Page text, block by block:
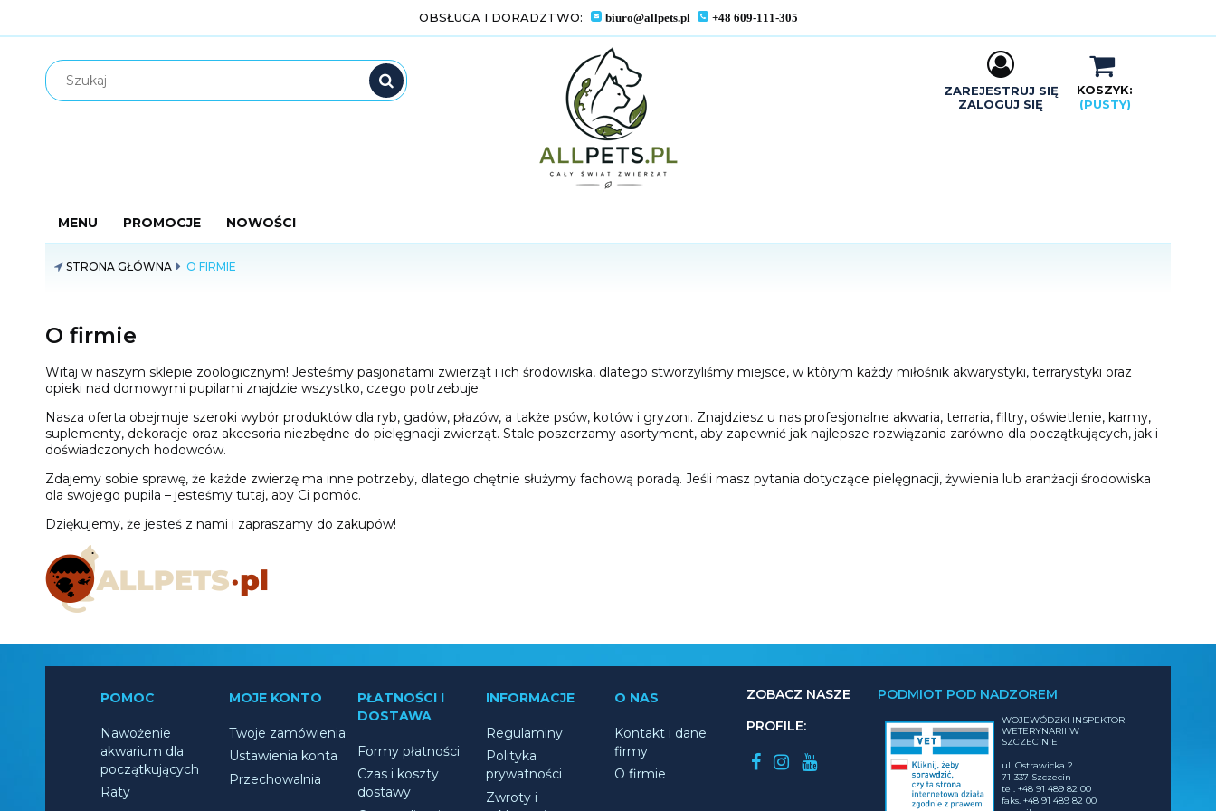
OBSŁUGA I DORADZTWO: biuro@allpets.pl +48 609-111-305
KOSZYK:
(PUSTY)
ZAREJESTRUJ SIĘ
ZALOGUJ SIĘ
MENU PROMOCJE NOWOŚCI
STRONA GŁÓWNA O FIRMIE
O firmie
Witaj w naszym sklepie zoologicznym! Jesteśmy pasjonatami zwierząt i ich środowiska, dlatego stworzyliśmy miejsce, w którym każdy miłośnik akwarystyki, terrarystyki oraz
opieki nad domowymi pupilami znajdzie wszystko, czego potrzebuje.
Nasza oferta obejmuje szeroki wybór produktów dla ryb, gadów, płazów, a także psów, kotów i gryzoni. Znajdziesz u nas profesjonalne akwaria, terraria, filtry, oświetlenie, karmy,
suplementy, dekoracje oraz akcesoria niezbędne do pielęgnacji zwierząt. Stale poszerzamy asortyment, aby zapewnić jak najlepsze rozwiązania zarówno dla początkujących, jak i
doświadczonych hodowców.
Zdajemy sobie sprawę, że każde zwierzę ma inne potrzeby, dlatego chętnie służymy fachową poradą. Jeśli masz pytania dotyczące pielęgnacji, żywienia lub aranżacji środowiska
dla swojego pupila – jesteśmy tutaj, aby Ci pomóc.
Dziękujemy, że jesteś z nami i zapraszamy do zakupów!
POMOC
Nawożenie
akwarium dla
początkujących
Raty
MOJE KONTO
Twoje zamówienia
Ustawienia konta
Przechowalnia
PŁATNOŚCI I
DOSTAWA
Formy płatności
Czas i koszty
dostawy
INFORMACJE
Regulaminy
Polityka
prywatności
Zwroty i
O NAS
Kontakt i dane
firmy
O firmie
ZOBACZ NASZE
PROFILE:
PODMIOT POD NADZOREM
WOJEWÓDZKI INSPEKTOR
WETERYNARII W
SZCZECINIE
ul. Ostrawicka 2
71-337 Szczecin
tel. +48 91 489 82 00
faks. +48 91 489 82 00